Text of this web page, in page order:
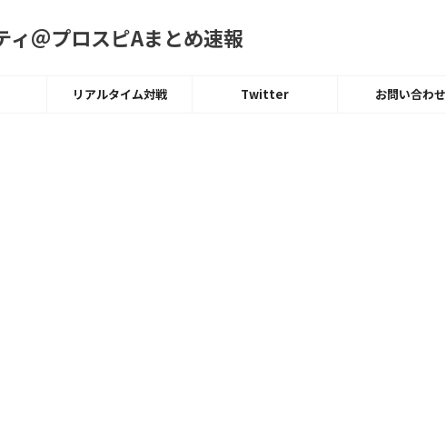
ィ＠プロスピAまとめ速報
リアルタイム対戦 Twitter お問い合わせ